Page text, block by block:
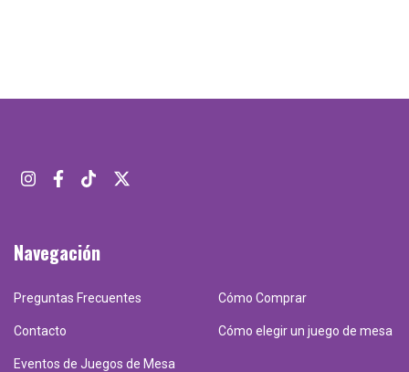
Navegación
Preguntas Frecuentes Cómo Comprar
Contacto Cómo elegir un juego de mesa
Eventos de Juegos de Mesa